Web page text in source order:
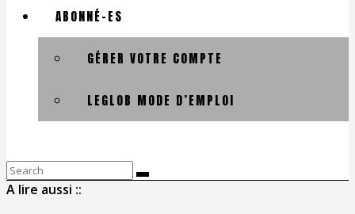
ABONNÉ-ES
GÉRER VOTRE COMPTE
LEGLOB MODE D’EMPLOI
Search
for:
A lire aussi ::